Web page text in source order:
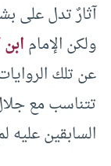
آثارٌ تدل على
ولكن الإمام
عن تلك
تتناسب مع
السابقين